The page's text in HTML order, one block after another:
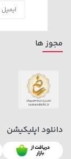
4,780,000
مجوز ها
دانلود اپلیکیشن